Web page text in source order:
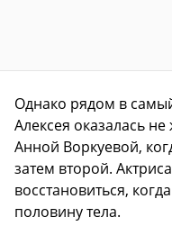
Однако рядом в
Алексея оказалась
Анной Воркуевой,
затем второй.
восстановиться,
половину тела.